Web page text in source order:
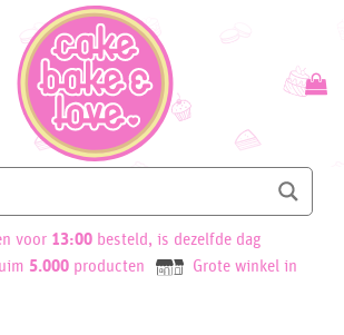
voor 13:00 besteld, is dezelfde dag
5.000 producten
Grote winkel in